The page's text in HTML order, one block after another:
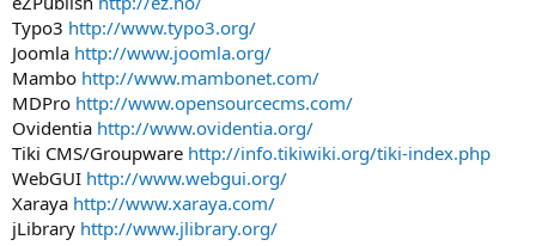
Typo3 http://www.typo3.org/
Joomla http://www.joomla.org/
Mambo http://www.mambonet.com/
MDPro http://www.opensourcecms.com/
Ovidentia http://www.ovidentia.org/
Tiki CMS/Groupware http://info.tikiwiki.org/tiki-index.php
WebGUI http://www.webgui.org/
Xaraya http://www.xaraya.com/
jLibrary http://www.jlibrary.org/